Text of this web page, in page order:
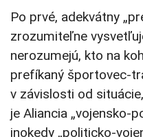
Po prvé, adekvátny
zrozumiteľne
nerozumejú, kto na
prefíkaný športovec-
v závislosti od
je Aliancia „vojensko-
inokedy „politicko-